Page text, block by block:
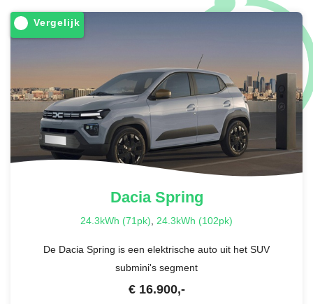
Vergelijk
DaciaSpring
24.3kWh (71pk), 24.3kWh (102pk)
De Dacia Spring is een elektrische auto uit het SUV
submini's segment
€ 16.900,-